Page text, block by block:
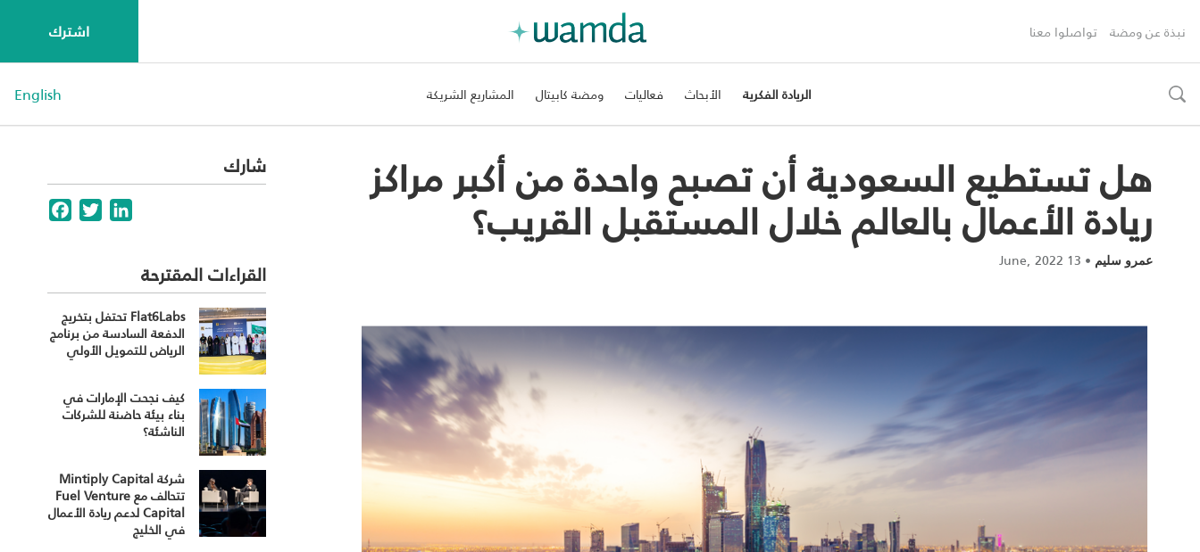
نبذة عن ومضة تواصلوا معنا اشترك
toggle
الريادة الفكرية الأبحاث فعاليات ومضة كابيتال المشاريع الشريكة English
هل تستطيع السعودية أن تصبح واحدة من أكبر مراكز
ريادة الأعمال بالعالم خلال المستقبل القريب؟
عمرو سليم •
13 June, 2022
شارك
FacebookTwitterLinkedIn
القراءات المقترحة
Flat6Labs تحتفل بتخريج
الدفعة السادسة من برنامج
الرياض للتمويل الأولي
كيف نجحت الإمارات في
بناء بيئة حاضنة للشركات
الناشئة؟
شركة Mintiply Capital
تتحالف مع Fuel Venture
Capital لدعم ريادة الأعمال
في الخليج